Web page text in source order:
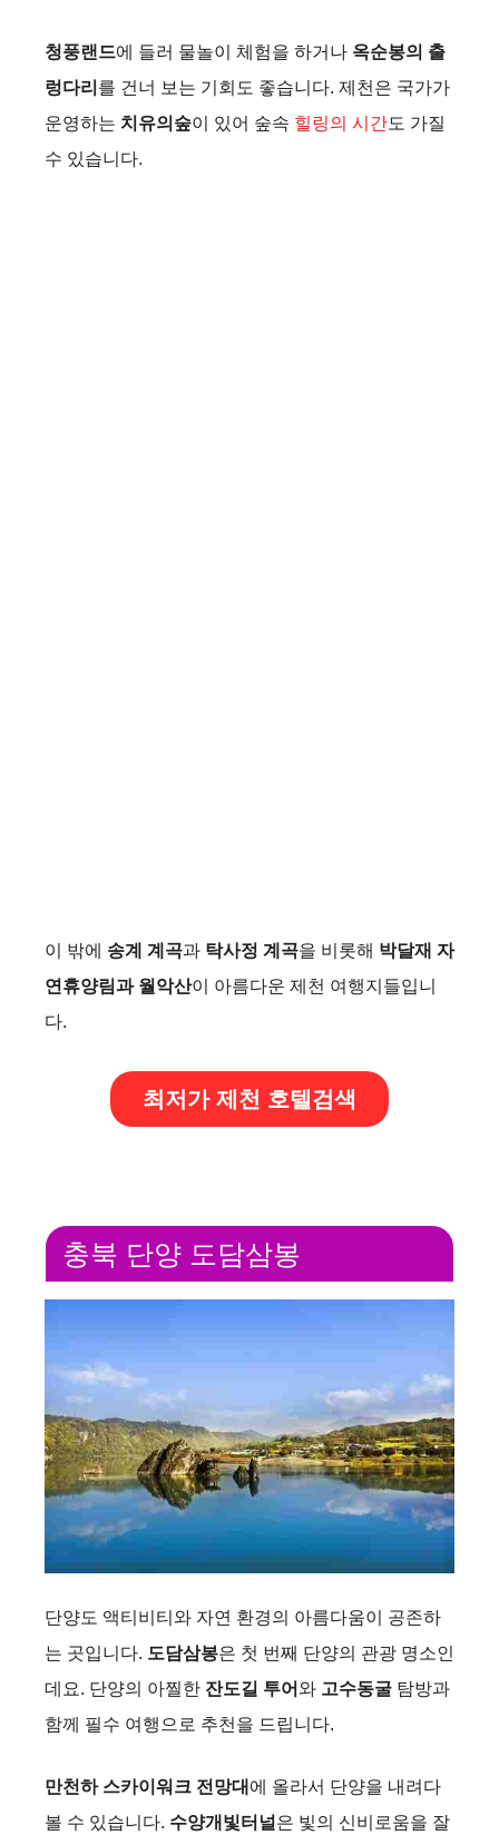
청풍랜드에 들러 물놀이 체험을 하거나 옥순봉의 출
렁다리 를 건너 보는 기회도 좋습니다. 제천은 국가가
운영하는 치유의숲이 있어 숲속 힐링의 시간도 가질
수 있습니다.
이 밖에 송계 계곡과 탁사정 계곡을 비롯해 박달재 자
연휴양림과 월악산이 아름다운 제천 여행지들입니
다.
최저가 제천 호텔검색
충북 단양 도담삼봉
단양도 액티비티와 자연 환경의 아름다움이 공존하
는 곳입니다. 도담삼봉은 첫 번째 단양의 관광 명소인
데요. 단양의 아찔한 잔도길 투어 와 고수동굴 탐방과
함께 필수 여행으로 추천을 드립니다.
만천하 스카이워크 전망대 에 올라서 단양을 내려다
볼 수 있습니다. 수양개빛터널 은 빛의 신비로움을 잘